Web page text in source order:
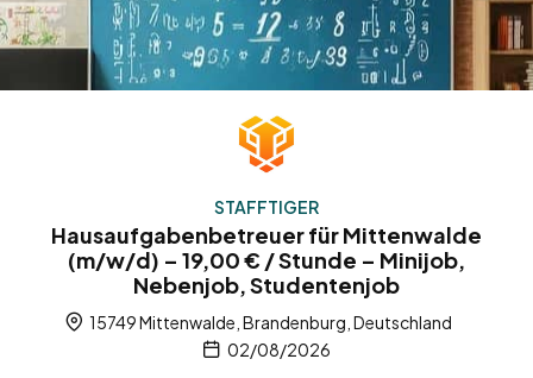
STAFFTIGER
Hausaufgabenbetreuer für Mittenwalde
(m/w/d) – 19,00 € / Stunde – Minijob,
Nebenjob, Studentenjob
15749 Mittenwalde, Brandenburg, Deutschland
02/08/2026